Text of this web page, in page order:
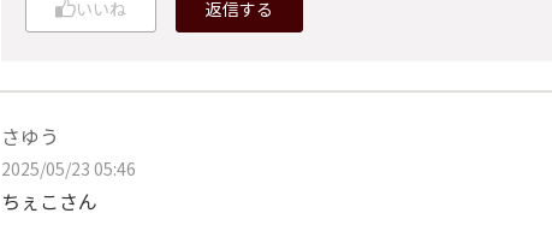
いいね 返信する
さゆう
2025/05/23 05:46
ちぇこさん